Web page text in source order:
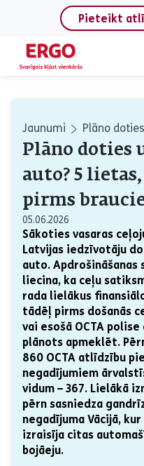
Pieteikt
Jaunumi Plāno
Plāno doties
auto? 5
pirms
05.06.2026
Sākoties vasaras
Latvijas iedzīvotāju
auto. Apdrošināšanas
liecina, ka ceļu
rada lielākus
tādēļ pirms došanās
vai esošā OCTA
plānots apmeklēt.
860 OCTA atlīdzību
negadījumiem
vidum – 367. Lielākā
pērn sasniedza
negadījuma Vācijā,
izraisīja citas
bojāeju.